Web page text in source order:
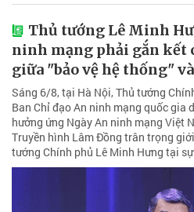
Thủ tướng Lê Minh
ninh mạng phải gắn kết
giữa "bảo vệ hệ thống"
Sáng 6/8, tại Hà Nội, Thủ tướng
Ban Chỉ đạo An ninh mạng quốc gia
hưởng ứng Ngày An ninh mạng Việt
Truyền hình Lâm Đồng trân trọng
tướng Chính phủ Lê Minh Hưng tại